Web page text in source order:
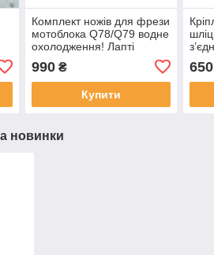
Комплект ножів для фрези
мотоблока Q78/Q79 водне
охолодження! Лапті
990₴
Купити
650
новинки